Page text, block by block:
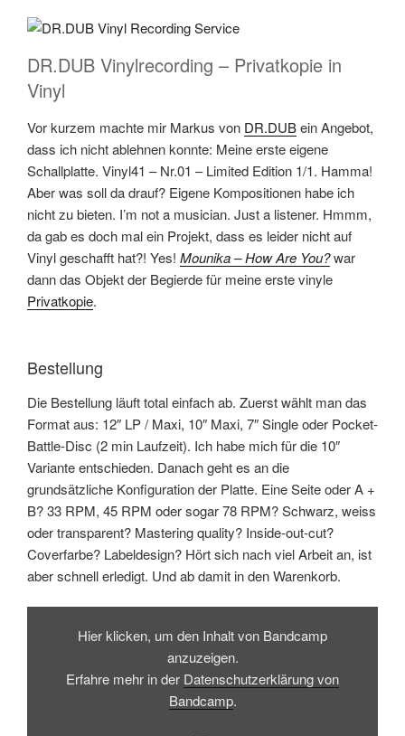
DR.DUB Vinylrecording – Privatkopie in
Vinyl
Vor kurzem machte mir Markus von DR.DUBein Angebot,
dass ich nicht ablehnen konnte: Meine erste eigene
Schallplatte. Vinyl41 – Nr.01 – Limited Edition 1/1. Hamma!
Aber was soll da drauf? Eigene Kompositionen habe ich
nicht zu bieten. I’m not a musician. Just a listener. Hmmm,
da gab es doch mal ein Projekt, dass es leider nicht auf
Vinyl geschafft hat?! Yes! Mounika – How Are You?war
dann das Objekt der Begierde für meine erste vinyle
Privatkopie.
Bestellung
Die Bestellung läuft total einfach ab. Zuerst wählt man das
Format aus: 12″ LP / Maxi, 10″ Maxi, 7″ Single oder Pocket-
Battle-Disc (2 min Laufzeit). Ich habe mich für die 10″
Variante entschieden. Danach geht es an die
grundsätzliche Konfiguration der Platte. Eine Seite oder A +
B? 33 RPM, 45 RPM oder sogar 78 RPM? Schwarz, weiss
oder transparent? Mastering quality? Inside-out-cut?
Coverfarbe? Labeldesign? Hört sich nach viel Arbeit an, ist
aber schnell erledigt. Und ab damit in den Warenkorb.
Inhalt
BandcampHier klicken, um den Inhalt von Bandcamp
anzuzeigen.
Erfahre mehr in der Datenschutzerklärung von
Bandcamp.